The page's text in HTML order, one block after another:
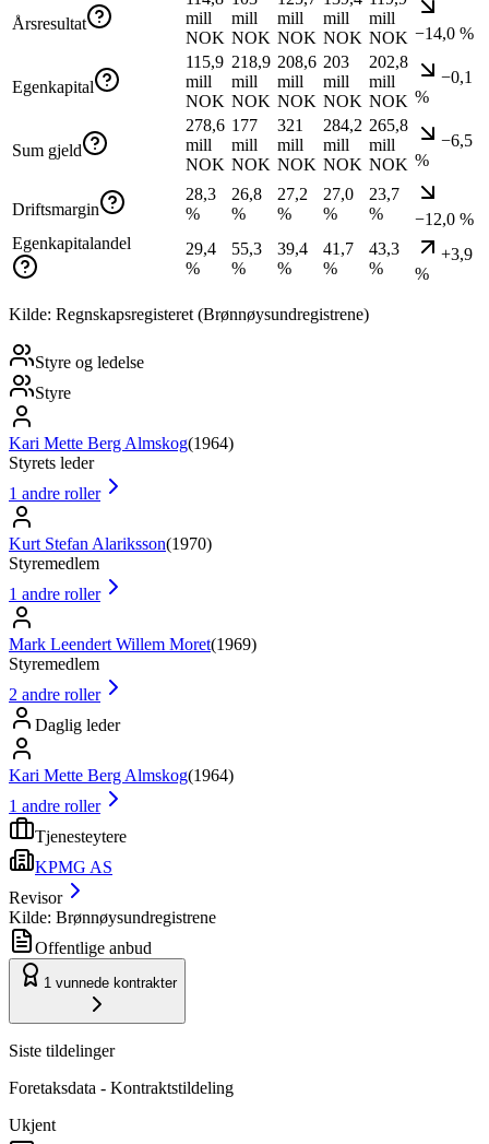
Årsresultat
mill
NOK
mill
NOK
mill
NOK
mill
NOK
mill
NOK −14,0 %
Egenkapital
115,9
mill
NOK
218,9
mill
NOK
208,6
mill
NOK
203
mill
NOK
202,8
mill
NOK
−0,1
%
Sum gjeld
278,6
mill
NOK
177
mill
NOK
321
mill
NOK
284,2
mill
NOK
265,8
mill
NOK
−6,5
%
Driftsmargin
28,3
%
26,8
%
27,2
%
27,0
%
23,7
%
−12,0 %
Egenkapitalandel
29,4
%
55,3
%
39,4
%
41,7
%
43,3
%
+3,9
%
Kilde: Regnskapsregisteret (Brønnøysundregistrene)
Styre og ledelse
Styre
Kari Mette Berg Almskog(1964)
Styrets leder
1 andre roller
Kurt Stefan Alariksson(1970)
Styremedlem
1 andre roller
Mark Leendert Willem Moret(1969)
Styremedlem
2 andre roller
Daglig leder
Kari Mette Berg Almskog(1964)
1 andre roller
Tjenesteytere
KPMG AS
Revisor
Kilde: Brønnøysundregistrene
Offentlige anbud
1 vunnede kontrakter
Siste tildelinger
Foretaksdata - Kontraktstildeling
Ukjent